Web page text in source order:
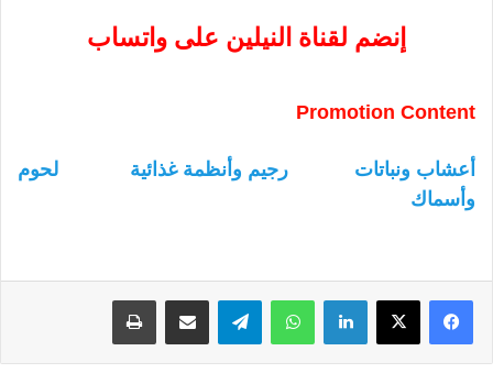
إنضم لقناة النيلين على واتساب
Promotion Content
أعشاب ونباتات رجيم وأنظمة غذائية
لحوم
وأسماك
لينكدإن واتساب